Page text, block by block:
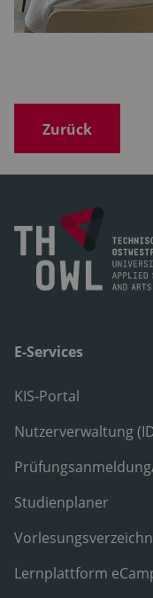
Zurück
E-Services
KIS-Portal
Nutzerverwaltung
Studienplaner
Lernplattform